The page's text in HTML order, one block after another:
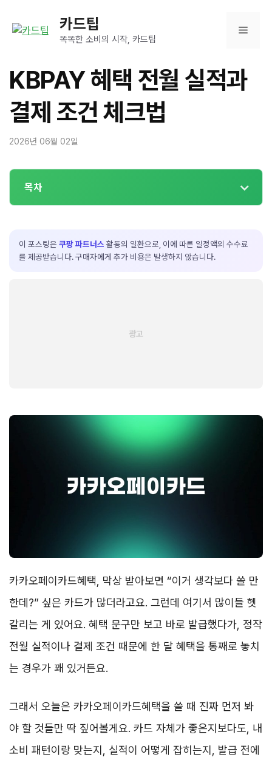
카드팁
똑똑한 소비의 시작, 카드팁
메
KBPAY 혜택 전월 실적과
결제 조건 체크법
2026년 06월 02일
목차
이 포스팅은 쿠팡 파트너스 활동의 일환으로, 이에 따른 일정액의 수수료
를 제공받습니다. 구매자에게 추가 비용은 발생하지 않습니다.
카카오페이카드혜택, 막상 받아보면 “이거 생각보다 쓸 만
한데?” 싶은 카드가 많더라고요. 그런데 여기서 많이들 헷
갈리는 게 있어요. 혜택 문구만 보고 바로 발급했다가, 정작
전월 실적이나 결제 조건 때문에 한 달 혜택을 통째로 놓치
는 경우가 꽤 있거든요.
그래서 오늘은 카카오페이카드혜택을 쓸 때 진짜 먼저 봐
야 할 것들만 딱 짚어볼게요. 카드 자체가 좋은지보다도, 내
소비 패턴이랑 맞는지, 실적이 어떻게 잡히는지, 발급 전에